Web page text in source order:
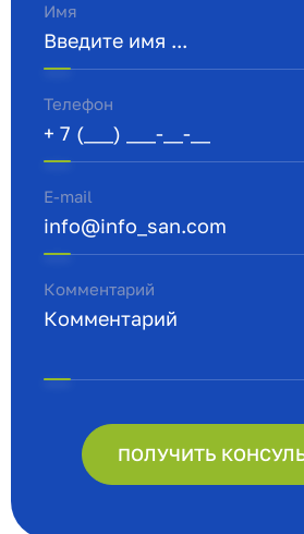
Имя
Телефон
E-mail
Комментарий
ПОЛУЧИТЬ